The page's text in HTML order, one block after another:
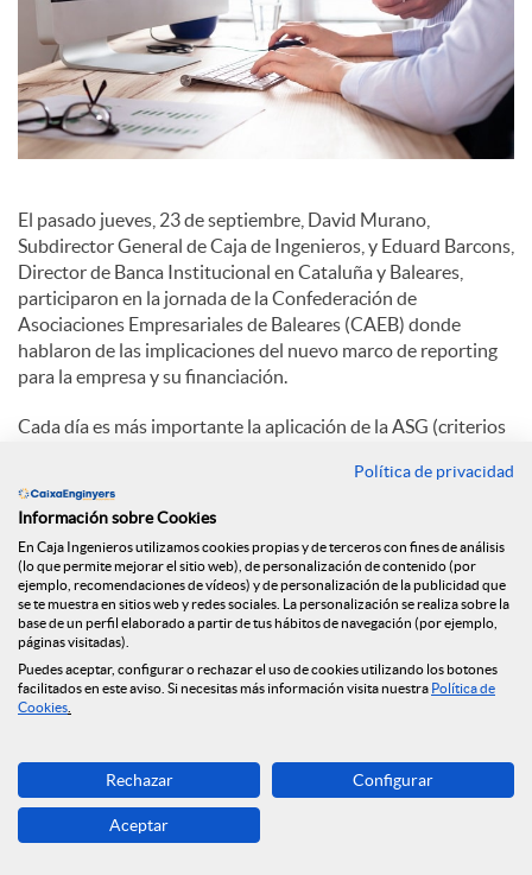
e
s
El pasado jueves, 23 de septiembre, David Murano,
Subdirector General de Caja de Ingenieros, y Eduard Barcons,
Director de Banca Institucional en Cataluña y Baleares,
participaron en la jornada de la Confederación de
Asociaciones Empresariales de Baleares (CAEB) donde
hablaron de las implicaciones del nuevo marco de reporting
para la empresa y su financiación.
Cada día es más importante la aplicación de la ASG (criterios
empresas, y el paquete legislativo sobre financiación
sostenible marca un antes y después en las obligaciones de
reporting en materia de sostenibilidad.
En la ponencia se explicó el marco regulatorio, el posible
tratamiento que harán las entidades financieras y las
obligaciones y posibles estrategias que deberían tener en
consideración las empresas.
Sigue este enlace para volver a ver la sesión:
C
Política de privacidad
Información sobre Cookies
En Caja Ingenieros utilizamos cookies propias y de terceros con fines de análisis
(lo que permite mejorar el sitio web), de personalización de contenido (por
ejemplo, recomendaciones de vídeos) y de personalización de la publicidad que
se te muestra en sitios web y redes sociales. La personalización se realiza sobre la
base de un perfil elaborado a partir de tus hábitos de navegación (por ejemplo,
páginas visitadas).
Puedes aceptar, configurar o rechazar el uso de cookies utilizando los botones
facilitados en este aviso. Si necesitas más información visita nuestra Política de
Cookies
Rechazar Configurar
Aceptar